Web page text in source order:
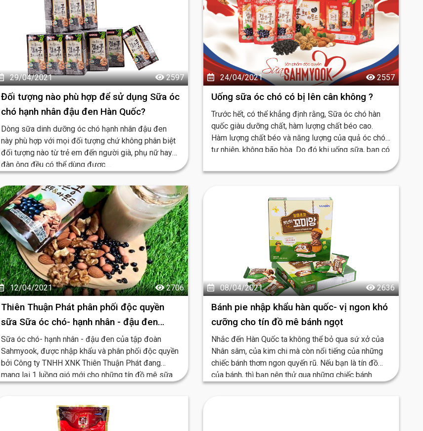
29/04/2021 2597
Đối tượng nào phù hợp để sử dụng Sữa óc
chó hạnh nhân đậu đen Hàn Quốc?
Dòng sữa dinh dưỡng óc chó hạnh nhân đậu đen
này phù hợp với mọi đối tượng chứ không phân biệt
đối tượng nào từ trẻ em đến người già, phụ nữ hay
đàn ông đều có thể dùng được....
24/04/2021 2557
Uống sữa óc chó có bị lên cân không ?
Trước hết, có thể khẳng định rằng, Sữa óc chó hàn
quốc giàu dưỡng chất, hàm lượng chất béo cao.
Hàm lượng chất béo và năng lượng của quả óc chó
tự nhiên, không bão hòa. Do đó khi uống sữa, bạn có
nạp vào cơ thể...
12/04/2021 2706
Thiên Thuận Phát phân phối độc quyền
sữa Sữa óc chó- hạnh nhân - đậu đen
Sahmyook!
Sữa óc chó- hạnh nhân - đậu đen của tập đoàn
Sahmyook, được nhập khẩu và phân phối độc quyền
bởi Công ty TNHH XNK Thiên Thuận Phát đang
mang lại 1 luồng gió mới cho những tín đồ mê sữa
hạt tại Việt Nam.
08/04/2021 2636
Bánh pie nhập khẩu hàn quốc- vị ngon khó
cưỡng cho tín đồ mê bánh ngọt
Nhắc đến Hàn Quốc ta không thể bỏ qua sứ xở của
Nhân sâm, của kim chi mà còn nổi tiếng của những
chiếc bánh thơm ngon quyến rũ. Nếu bạn là tín đồ
của bánh, thì bạn nên thử qua những chiếc bánh
nhập khẩu, tôi đảm bảo bạn sẽ mê ngay.